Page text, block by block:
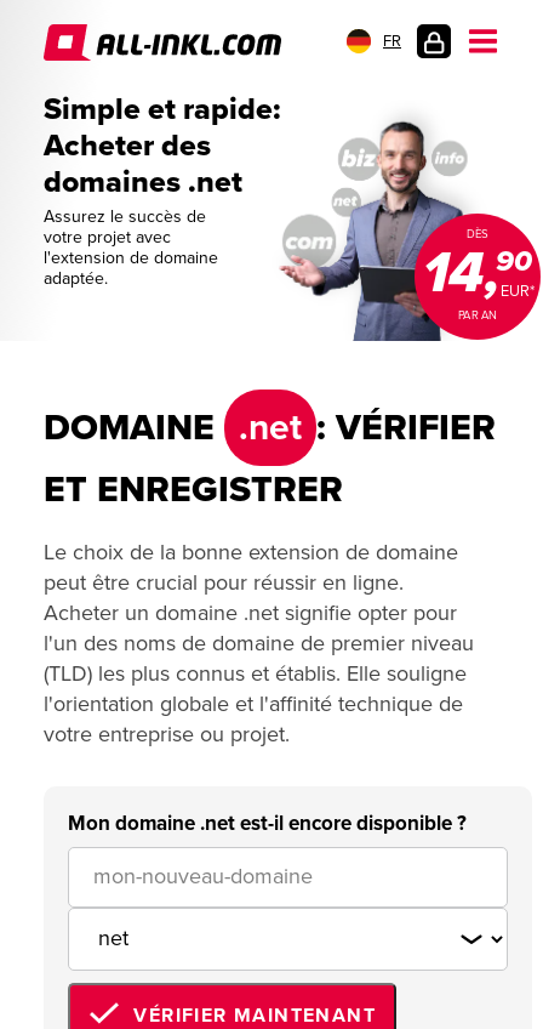
FR
Simple et rapide:
Acheter des
domaines .net
Assurez le succès de
votre projet avec
l'extension de domaine
adaptée.
DÈS
14,EUR*
90
PAR AN
DOMAINE .net : VÉRIFIER
ET ENREGISTRER
Le choix de la bonne extension de domaine
peut être crucial pour réussir en ligne.
Acheter un domaine .net signifie opter pour
l'un des noms de domaine de premier niveau
(TLD) les plus connus et établis. Elle souligne
l'orientation globale et l'affinité technique de
votre entreprise ou projet.
Mon domaine .net est-il encore disponible ?
VÉRIFIER MAINTENANT